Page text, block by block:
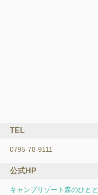
TEL
0795-78-9111
公式HP
キャンプリゾート森のひと